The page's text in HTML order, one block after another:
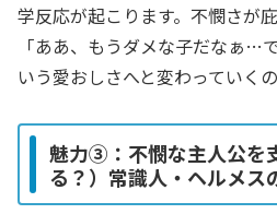
学反応が起こります。不憫さが
「ああ、もうダメな子だなぁ…
いう愛おしさへと変わっていく
魅力③：不憫な主人公を
る？）常識人・ヘルメス